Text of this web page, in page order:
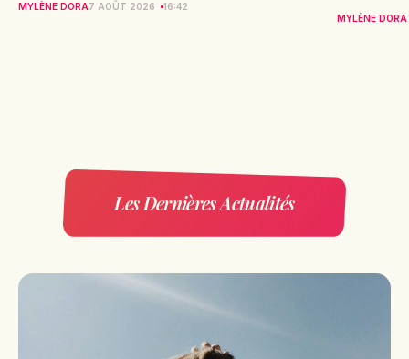
MYLÈNE DORA7 AOÛT 2026 16:42
MYLÈNE DORA
Les Dernières Actualités